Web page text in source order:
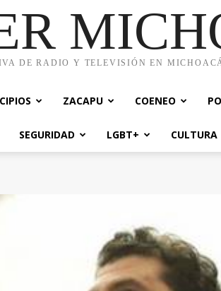
DE RADIO Y TELEVISIÓN EN
ZACAPU COENEO
SEGURIDAD LGBT+ CULTURA